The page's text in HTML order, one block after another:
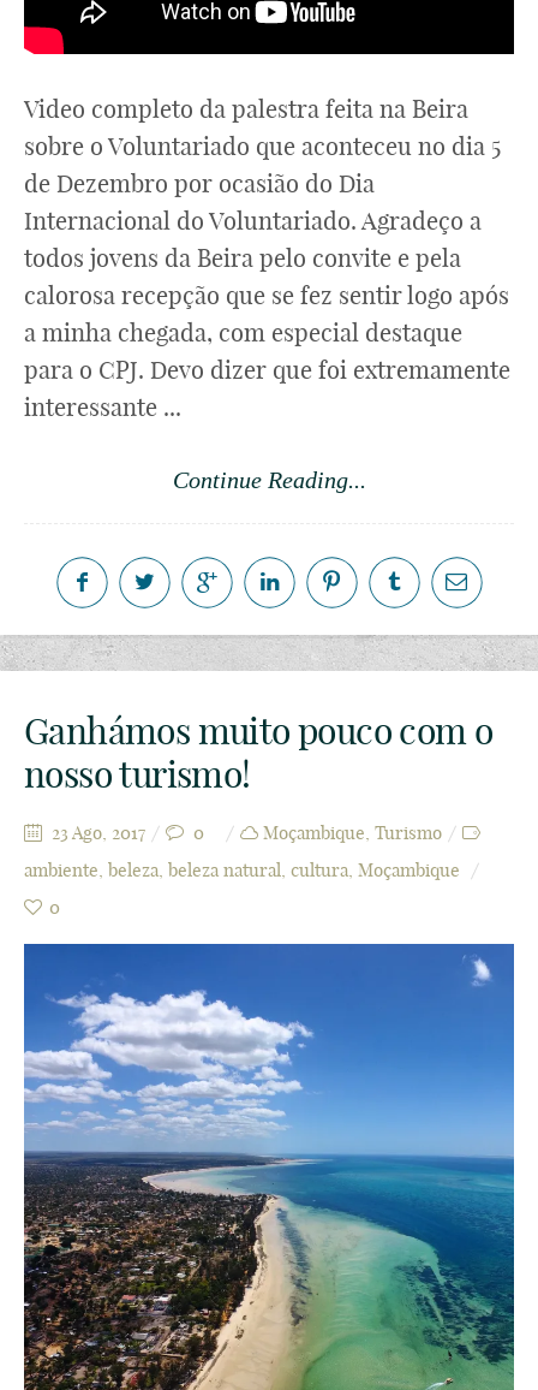
Video completo da palestra feita na Beira
sobre o Voluntariado que aconteceu no dia 5
de Dezembro por ocasião do Dia
Internacional do Voluntariado. Agradeço a
todos jovens da Beira pelo convite e pela
calorosa recepção que se fez sentir logo após
a minha chegada, com especial destaque
para o CPJ. Devo dizer que foi extremamente
interessante ...
Continue Reading...
Ganhámos muito pouco com o
nosso turismo!
23 Ago, 2017 0 Moçambique, Turismo
ambiente, beleza, beleza natural, cultura, Moçambique
0